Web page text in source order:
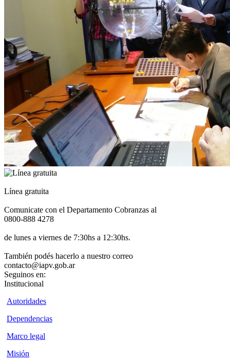
Línea gratuita
Comunicate con el Departamento Cobranzas al
0800-888 4278
de lunes a viernes de 7:30hs a 12:30hs.
También podés hacerlo a nuestro correo
contacto@iapv.gob.ar
Seguinos en:
Institucional
Autoridades
Dependencias
Marco legal
Misión